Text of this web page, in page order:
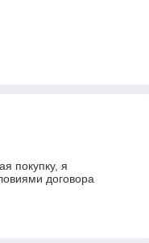
покупку, я
договора